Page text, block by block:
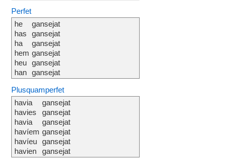
Perfet
he
has
ha
hem
heu
han
gansejat
gansejat
gansejat
gansejat
gansejat
gansejat
Plusquamperfet
havia
havies
havia
havíem
havíeu
havien
gansejat
gansejat
gansejat
gansejat
gansejat
gansejat